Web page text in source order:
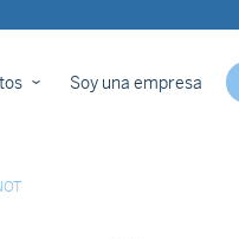
Soy una empresa